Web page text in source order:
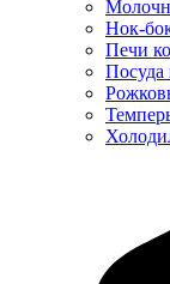
Нок-
Печи
Посуда